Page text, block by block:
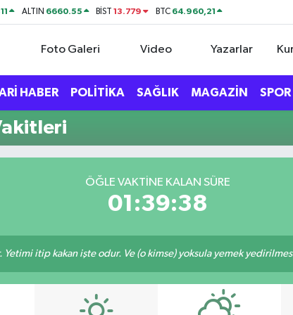
ALTIN 6660.55 BİST13.779 BTC 64.960,21
Foto Galeri Video Yazarlar
HABER POLİTİKA SAĞLIK MAGAZİN SPOR
ÖĞLE VAKTINE KALAN SÜRE
01:39:37
itip kakan işte odur. Ve (o kimse) yoksula yemek